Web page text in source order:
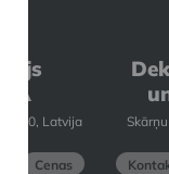
1050, Latvija
Cenas